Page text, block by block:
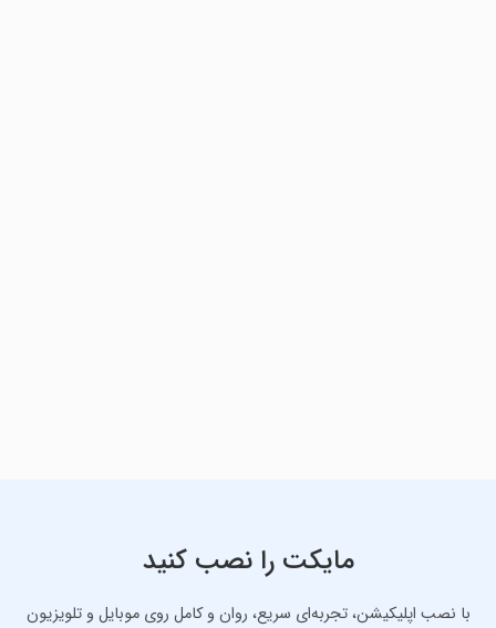
مایکت را نصب کنید
با نصب اپلیکیشن، تجربه‌ای سریع، روان و کامل روی موبایل و تلویزیون